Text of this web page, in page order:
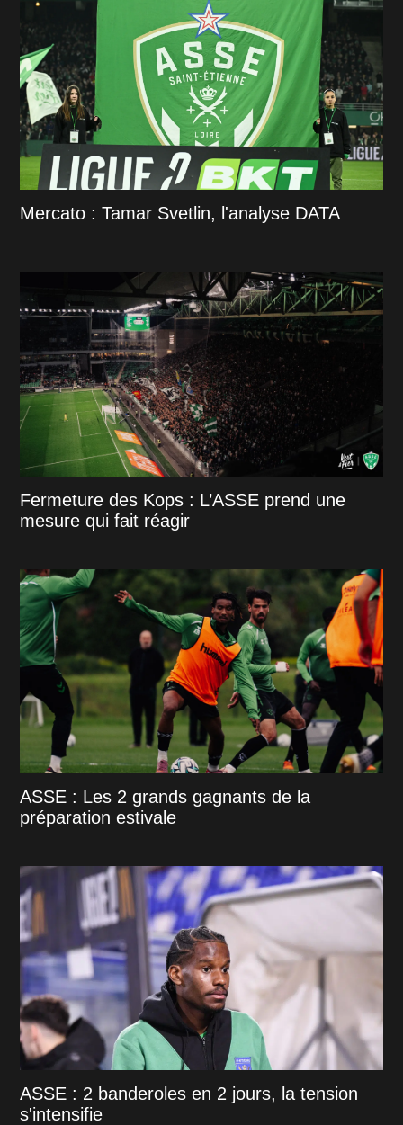
Mercato : Tamar Svetlin, l'analyse DATA
Fermeture des Kops : L’ASSE prend une
mesure qui fait réagir
ASSE : Les 2 grands gagnants de la
préparation estivale
ASSE : 2 banderoles en 2 jours, la tension
s'intensifie